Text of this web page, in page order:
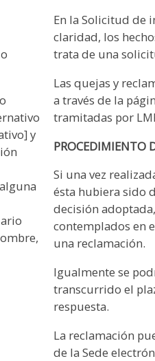
y
En la Solicitud de
claridad, los
trata de una
Las quejas y
a través de la
tramitadas por
PROCEDIMIENTO
Si una vez
ésta hubiera sido
decisión
contemplados en
una reclamación.
Igualmente se
transcurrido el
respuesta.
La reclamación
de la Sede